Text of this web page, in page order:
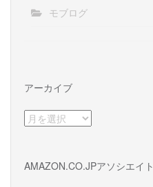
モブログ
アーカイブ
ア
ー
ブ
AMAZON.CO.JPアソシエイト